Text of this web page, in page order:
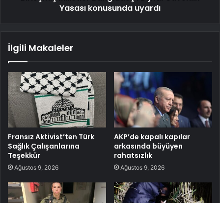
Yasası konusunda uyardı
İlgili Makaleler
Fransız Aktivist’ten Türk
Sağlık Çalışanlarına
Teşekkür
Ağustos 9, 2026
AKP’de kapalı kapılar
arkasında büyüyen
rahatsızlık
Ağustos 9, 2026